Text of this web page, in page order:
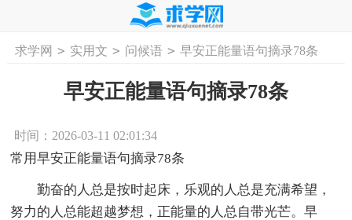
首页 工作计划 活动计划 学习计划
求学网 > 实用文 > 问候语 > 早安正能量语句摘录78条
早安正能量语句摘录78条
时间：2026-03-11 02:01:34
常用早安正能量语句摘录78条
勤奋的人总是按时起床，乐观的人总是充满希望，
努力的人总能超越梦想，正能量的人总自带光芒。早